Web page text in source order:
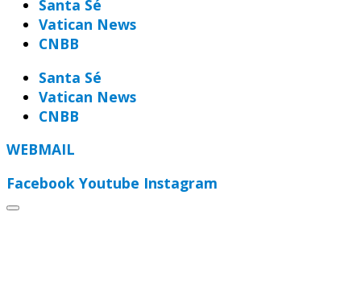
Santa Sé
Vatican News
CNBB
Santa Sé
Vatican News
CNBB
WEBMAIL
Facebook Youtube Instagram